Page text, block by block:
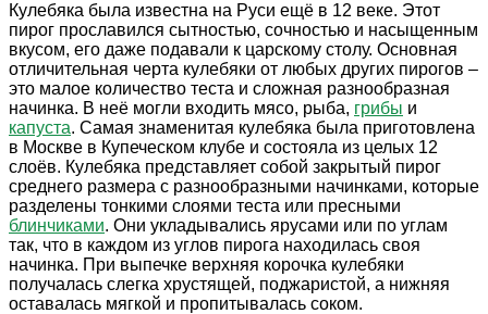
Кулебяка была известна на Руси ещё в 12 веке. Этот
пирог прославился сытностью, сочностью и насыщенным
вкусом, его даже подавали к царскому столу. Основная
отличительная черта кулебяки от любых других пирогов –
это малое количество теста и сложная разнообразная
начинка. В неё могли входить мясо, рыба, грибы и
капуста. Самая знаменитая кулебяка была приготовлена
в Москве в Купеческом клубе и состояла из целых 12
слоёв. Кулебяка представляет собой закрытый пирог
среднего размера с разнообразными начинками, которые
разделены тонкими слоями теста или пресными
блинчиками. Они укладывались ярусами или по углам
так, что в каждом из углов пирога находилась своя
начинка. При выпечке верхняя корочка кулебяки
получалась слегка хрустящей, поджаристой, а нижняя
оставалась мягкой и пропитывалась соком.